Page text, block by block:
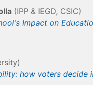
(IPP & IEGD, CSIC)
Impact on
how voters decide